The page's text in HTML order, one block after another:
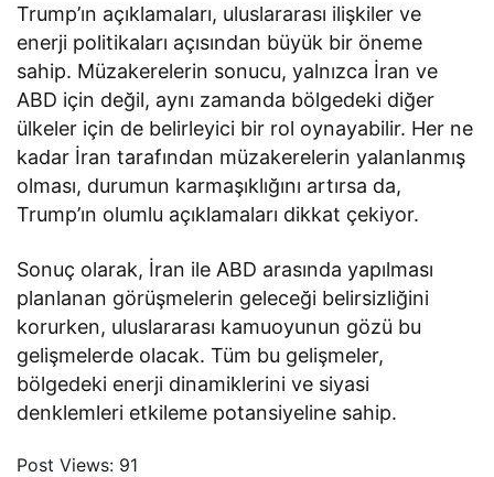
Trump’ın açıklamaları, uluslararası ilişkiler ve
enerji politikaları açısından büyük bir öneme
sahip. Müzakerelerin sonucu, yalnızca İran ve
ABD için değil, aynı zamanda bölgedeki diğer
ülkeler için de belirleyici bir rol oynayabilir. Her ne
kadar İran tarafından müzakerelerin yalanlanmış
olması, durumun karmaşıklığını artırsa da,
Trump’ın olumlu açıklamaları dikkat çekiyor.
Sonuç olarak, İran ile ABD arasında yapılması
planlanan görüşmelerin geleceği belirsizliğini
korurken, uluslararası kamuoyunun gözü bu
gelişmelerde olacak. Tüm bu gelişmeler,
bölgedeki enerji dinamiklerini ve siyasi
denklemleri etkileme potansiyeline sahip.
Post Views: 91